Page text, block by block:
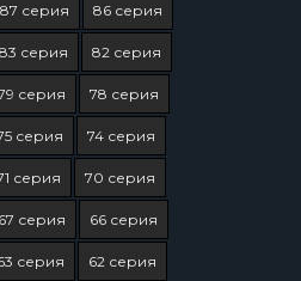
87 серия 86 серия
83 серия 82 серия
серия 78 серия
серия 74 серия
серия 70 серия
67 серия 66 серия
серия 62 серия